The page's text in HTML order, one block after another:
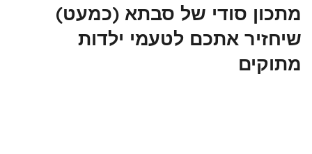
מתכון סודי של סבתא (כמעט)
שיחזיר אתכם לטעמי ילדות
מתוקים